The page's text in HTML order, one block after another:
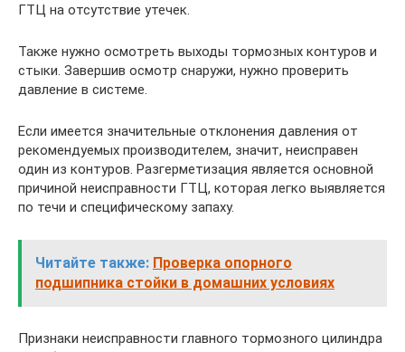
ГТЦ на отсутствие утечек.
Также нужно осмотреть выходы тормозных контуров и
стыки. Завершив осмотр снаружи, нужно проверить
давление в системе.
Если имеется значительные отклонения давления от
рекомендуемых производителем, значит, неисправен
один из контуров. Разгерметизация является основной
причиной неисправности ГТЦ, которая легко выявляется
по течи и специфическому запаху.
Читайте также: Проверка опорного
подшипника стойки в домашних условиях
Признаки неисправности главного тормозного цилиндра